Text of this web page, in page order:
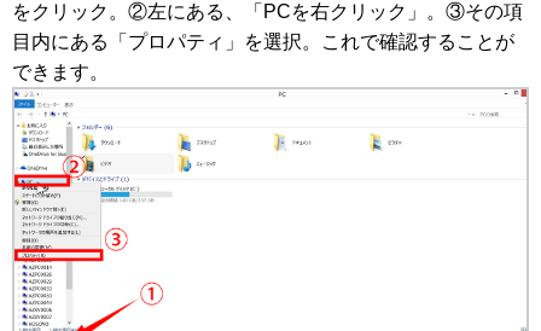
をクリック。②左にある、「PCを右クリック」。③その項
目内にある「プロパティ」を選択。これで確認することが
できます。